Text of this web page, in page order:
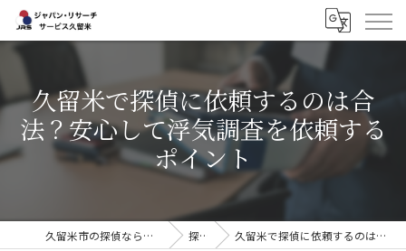
久留米で探偵に依頼するのは合
法？安心して浮気調査を依頼する
ポイント
久留米市の探偵ならジャパン・リサーチサービス久留米 探偵物語 久留米で探偵に依頼するのは合法？安心して浮気調査を依頼するポイント